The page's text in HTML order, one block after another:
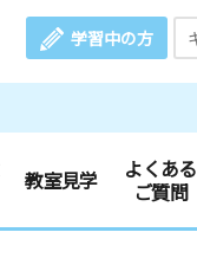
学習中の方
教室見学
よくある
ご質問